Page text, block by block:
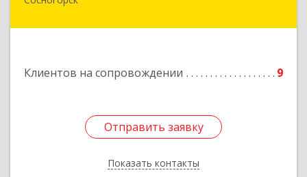
Клиентов на сопровождении 9
Отправить заявку
Показать контакты
Отправить заявку
Назад